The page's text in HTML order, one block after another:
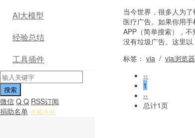
AI大模型
经验总结
工具插件
微信 Q Q RSS订阅
捐助名单 收藏本站
当今世界，很多人为
医疗广告。如果你用
APP（简单搜索），
没有垃圾广告。这里
标签： via / via浏览器
‹‹
1
››
总计1页